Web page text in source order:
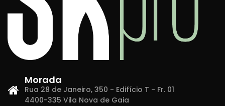
Morada
Rua 28 de Janeiro, 350 - Edifício T - Fr. 01
4400-335 Vila Nova de Gaia